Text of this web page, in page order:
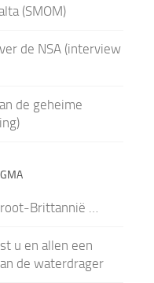
(SMOM)
de NSA (interview
de geheime
Brittannië …
u en allen een
de waterdrager